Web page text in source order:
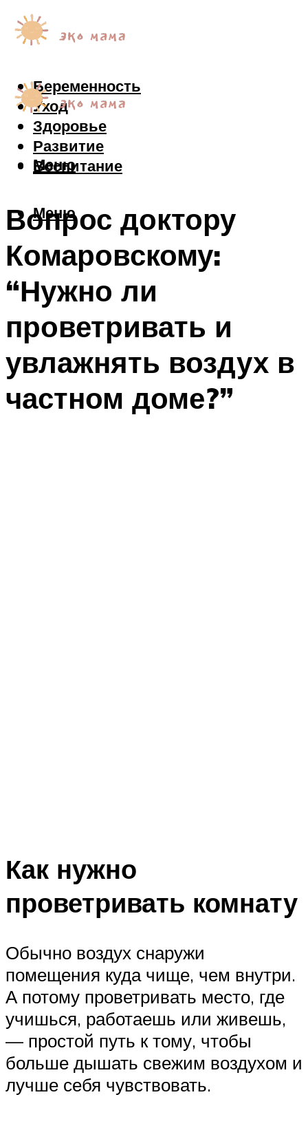
Беременность
Уход
Здоровье
Развитие
Воспитание
Меню
Меню
Вопрос доктору
Комаровскому:
“Нужно ли
проветривать и
увлажнять воздух в
частном доме?”
Как нужно
проветривать комнату
Обычно воздух снаружи
помещения куда чище, чем внутри.
А потому проветривать место, где
учишься, работаешь или живешь,
— простой путь к тому, чтобы
больше дышать свежим воздухом и
лучше себя чувствовать.